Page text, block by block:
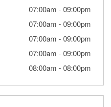
07:00am -09:00pm
07:00am -09:00pm
07:00am -09:00pm
07:00am -09:00pm
08:00am -08:00pm